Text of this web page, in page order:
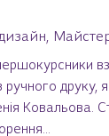
ручного друку,
Ковальова.